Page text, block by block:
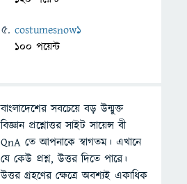
costumesnow1
100 পয়েন্ট
বাংলাদেশের সবচেয়ে বড় উন্মুক্ত
বিজ্ঞান প্রশ্নোত্তর সাইট সায়েন্স বী
QnA তে আপনাকে স্বাগতম। এখানে
যে কেউ প্রশ্ন, উত্তর দিতে পারে।
উত্তর গ্রহণের ক্ষেত্রে অবশ্যই একাধিক